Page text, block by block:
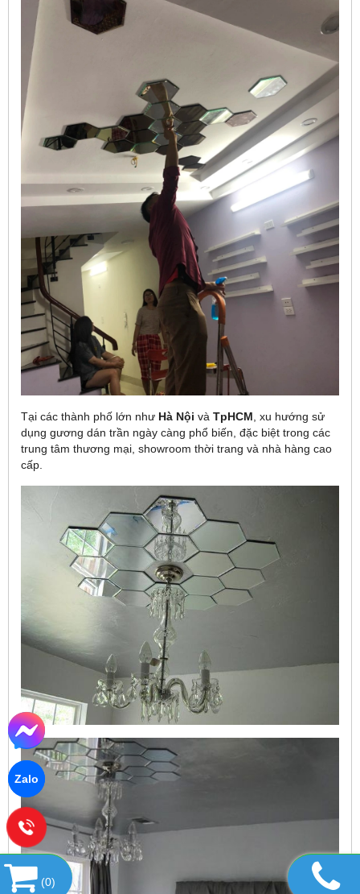
Tại các thành phố lớn như Hà Nội và TpHCM, xu hướng sử
dụng gương dán trần ngày càng phổ biến, đặc biệt trong các
trung tâm thương mại, showroom thời trang và nhà hàng cao
cấp.
(0)
Zalo